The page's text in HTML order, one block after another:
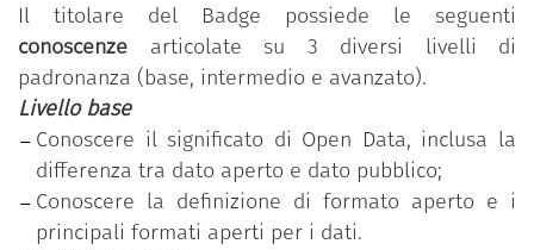
Presidenza del Consiglio dei ministri.
Il programma si basa sul
Syllabus “Competenze
digitali per la PA” che si compone di 11 competenze
organizzate in 5 aree tematiche; ciascuna
competenza, a sua volta, si articola in un numero
variabile di conoscenze/abilità raggruppate
secondo tre livelli di padronanza (base, intermedio
Il titolare del Badge possiede le seguenti
conoscenze articolate su 3 diversi livelli di
padronanza (base, intermedio e avanzato).
Livello base
Conoscere il significato di Open Data, inclusa la
differenza tra dato aperto e dato pubblico;
Conoscere la definizione di formato aperto e i
principali formati aperti per i dati.